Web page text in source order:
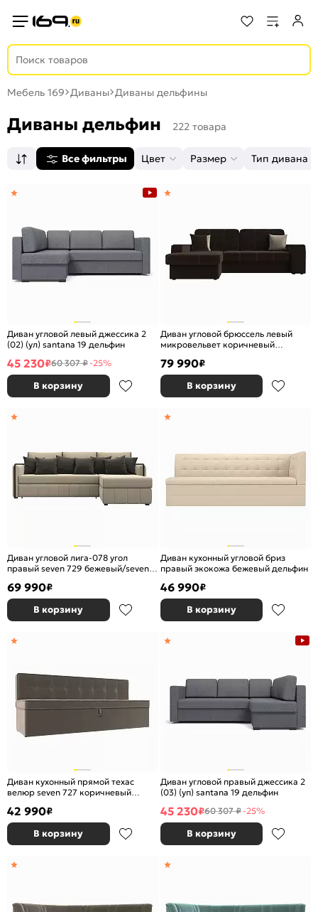
Мебель 169 Диваны Диваны дельфины
Диваны дельфин 222 товара
Все фильтры Цвет Размер Тип дивана
Диван угловой левый джессика 2
(02) (ул) santana 19 дельфин
45 230₽60 307 ₽-25%
В корзину
Диван угловой брюссель левый
микровельвет коричневый
79 990₽
В корзину
Диван угловой лига-078 угол
правый seven 729 бежевый/seven
69 990₽
В корзину
Диван кухонный угловой бриз
правый экокожа бежевый дельфин
46 990₽
В корзину
Диван кухонный прямой техас
велюр seven 727 коричневый
42 990₽
В корзину
Диван угловой правый джессика 2
(03) (уп) santana 19 дельфин
45 230₽60 307 ₽-25%
В корзину